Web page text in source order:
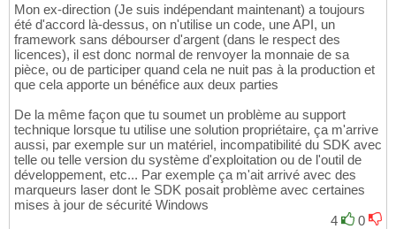
Mon ex-direction (Je suis indépendant maintenant) a toujours
été d'accord là-dessus, on n'utilise un code, une API, un
framework sans débourser d'argent (dans le respect des
licences), il est donc normal de renvoyer la monnaie de sa
pièce, ou de participer quand cela ne nuit pas à la production et
que cela apporte un bénéfice aux deux parties
De la même façon que tu soumet un problème au support
technique lorsque tu utilise une solution propriétaire, ça m'arrive
aussi, par exemple sur un matériel, incompatibilité du SDK avec
telle ou telle version du système d'exploitation ou de l'outil de
développement, etc... Par exemple ça m'ait arrivé avec des
marqueurs laser dont le SDK posait problème avec certaines
mises à jour de sécurité Windows
4
0